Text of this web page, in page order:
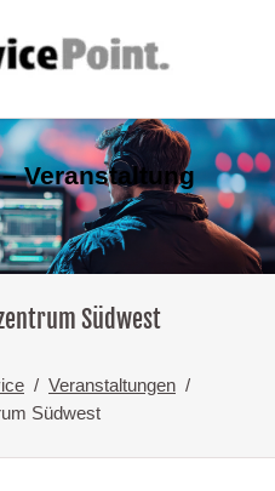
Veranstaltung
Südwest
Veranstaltungen
Südwest